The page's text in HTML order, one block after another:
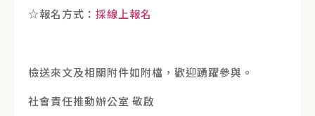
☆報名方式： 採線上報名
檢送來文及相關附件如附檔，歡迎踴躍參與。
社會責任推動辦公室 敬啟